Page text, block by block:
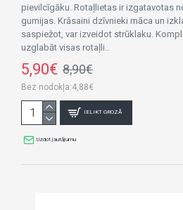
pievilcīgāku. Rotaļlietas ir izgatavotas
gumijas. Krāsaini dzīvnieki māca un
saspiežot, var izveidot strūklaku.
uzglabāt visas rotaļli..
5,90€ 8,90€
Bez nodokļa:4,88€
IELIKT GROZĀ
Uzdot jautājumu